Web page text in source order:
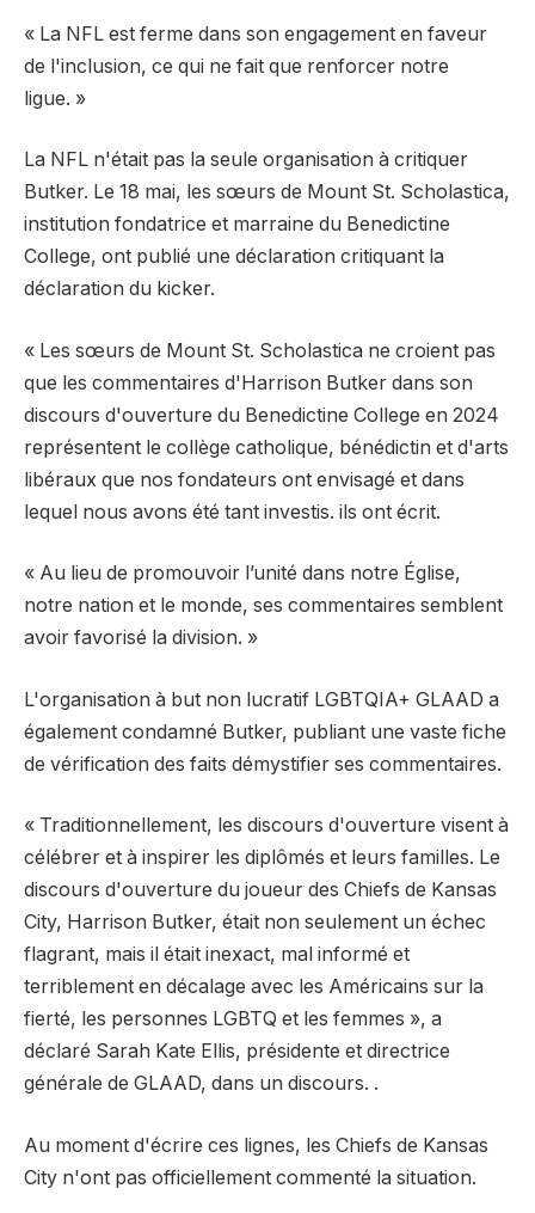
« La NFL est ferme dans son engagement en faveur
de l'inclusion, ce qui ne fait que renforcer notre
ligue. »
La NFL n'était pas la seule organisation à critiquer
Butker. Le 18 mai, les sœurs de Mount St. Scholastica,
institution fondatrice et marraine du Benedictine
College, ont publié une déclaration critiquant la
déclaration du kicker.
« Les sœurs de Mount St. Scholastica ne croient pas
que les commentaires d'Harrison Butker dans son
discours d'ouverture du Benedictine College en 2024
représentent le collège catholique, bénédictin et d'arts
libéraux que nos fondateurs ont envisagé et dans
lequel nous avons été tant investis. ils ont écrit.
« Au lieu de promouvoir l’unité dans notre Église,
notre nation et le monde, ses commentaires semblent
avoir favorisé la division. »
L'organisation à but non lucratif LGBTQIA+ GLAAD a
également condamné Butker, publiant une vaste fiche
de vérification des faits démystifier ses commentaires.
« Traditionnellement, les discours d'ouverture visent à
célébrer et à inspirer les diplômés et leurs familles. Le
discours d'ouverture du joueur des Chiefs de Kansas
City, Harrison Butker, était non seulement un échec
flagrant, mais il était inexact, mal informé et
terriblement en décalage avec les Américains sur la
fierté, les personnes LGBTQ et les femmes », a
déclaré Sarah Kate Ellis, présidente et directrice
générale de GLAAD, dans un discours. .
Au moment d'écrire ces lignes, les Chiefs de Kansas
City n'ont pas officiellement commenté la situation.